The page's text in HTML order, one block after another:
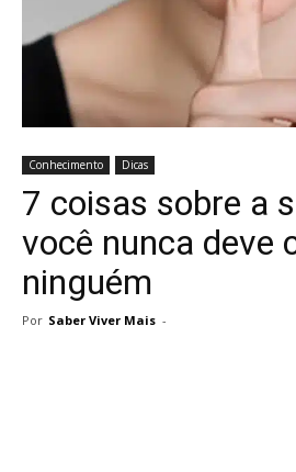
Conhecimento Dicas
7 coisas sobre a
você nunca deve
ninguém
Por Saber Viver Mais -